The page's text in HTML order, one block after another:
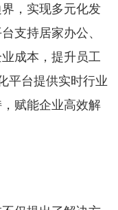
，实现多元化发
支持居家办公、
成本，提升员工
平台提供实时行业
赋能企业高效解